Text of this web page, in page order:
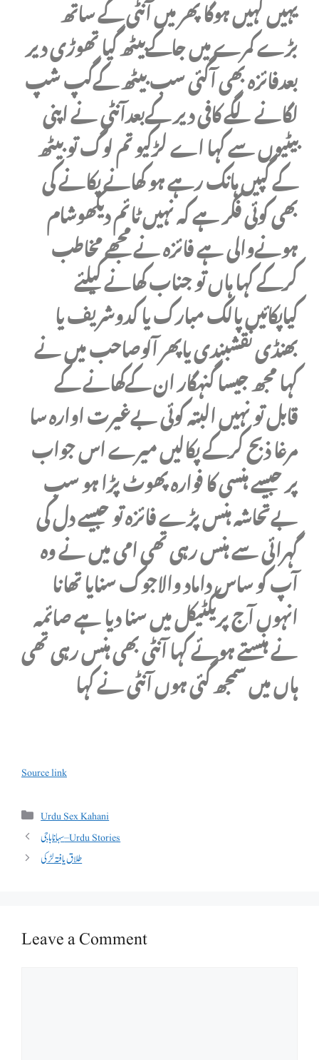
یہیں کہیں ہوگا پھر میں آنٹی کے ساتھ
بڑے کمرے میں جاکےبیٹھ گیا تھوڑی دیر
بعدفائزہ بھی آگئی سب بیٹھ کےگپ شپ
لگانے لگے کافی دیر کےبعدآنٹی نے اپنی
بیٹیوں سے کہا اے لڑکیو تم لوگ تو بیٹھ
کے گپیں ہانک رہے ہو کھانے پکانے کی
بھی کوئی فکر ہے کہ نہیں ٹائم دیکھوشام
ہونےوالی ہے فائزہ نے مجھے مخاطب
کرکے کہا ہاں تو جناب کھانے کیلئے
کیاپکائیں پالک مبارک یا کدوشریف یا
بھنڈی نقشبندی یاپھر آلوصاحب میں نے
کہا مجھ جیسا گنہگار ان کےکھانے کے
قابل تو نہیں البتہ کوئی بےغیرت اوارہ سا
مرغا ذبح کرکے پکالیں میرے اس جواب
پر جیسے ہنسی کا فوارہ پھوٹ پڑا ہو سب
بےتحاشہ ہنس پڑے فائزہ تو جیسے دل کی
گہرائی سے ہنس رہی تھی امی میں نے وہ
آپ کو ساس داماد والاجوک سنایا تھانا
انہوں آج پریکٹیکل میں سنا دیا ہے صائمہ
نے ہنستے ہوئے کہا آنٹی بھی ہنس رہی تھی
ہاں میں سمجھ گئی ہوں آنٹی نے کہا
Source link
Categories
Urdu Sex Kahani
سہانا باجی – Urdu Stories
طلاق یافتہ لڑکی
Leave a Comment